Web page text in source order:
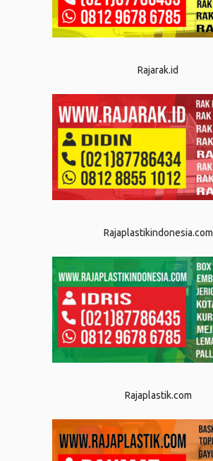
Rajarak.id
Rajaplastikindonesia.com
Rajaplastik.com